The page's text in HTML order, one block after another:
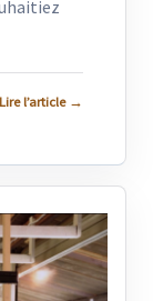
Lire l’article →